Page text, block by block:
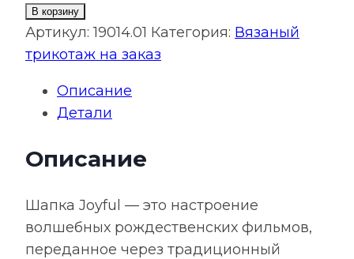
товара
Шапка
Joyful
Max
акрил
В корзину
Артикул:19014.01 Категория: Вязаный
трикотаж на заказ
Описание
Детали
Описание
Шапка Joyful — это настроение
волшебных рождественских фильмов,
переданное через традиционный